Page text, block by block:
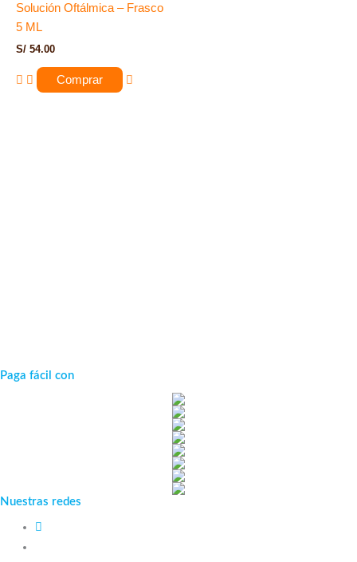
Solución Oftálmica – Frasco
5 ML
S/ 54.00
Comprar
Paga fácil con
Nuestras redes